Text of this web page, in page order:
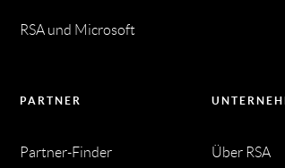
RSA und Microsoft
PARTNER
Partner-Finder Über RSA